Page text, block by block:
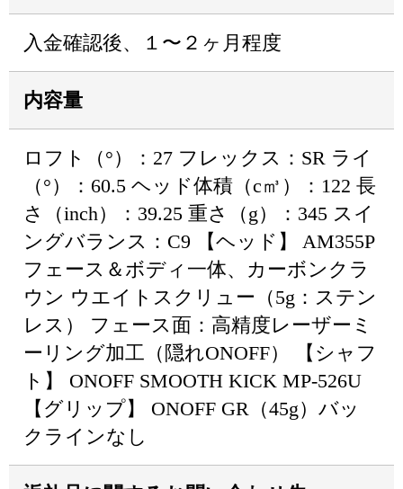
入金確認後、１〜２ヶ月程度
内容量
ロフト（°）：27 フレックス：SR ライ
（°）：60.5 ヘッド体積（c㎥）：122 長
さ（inch）：39.25 重さ（g）：345 スイ
ングバランス：C9 【ヘッド】 AM355P
フェース＆ボディ一体、カーボンクラ
ウン ウエイトスクリュー（5g：ステン
レス） フェース面：高精度レーザーミ
ーリング加工（隠れONOFF） 【シャフ
ト】 ONOFF SMOOTH KICK MP-526U
【グリップ】 ONOFF GR（45g）バッ
クラインなし